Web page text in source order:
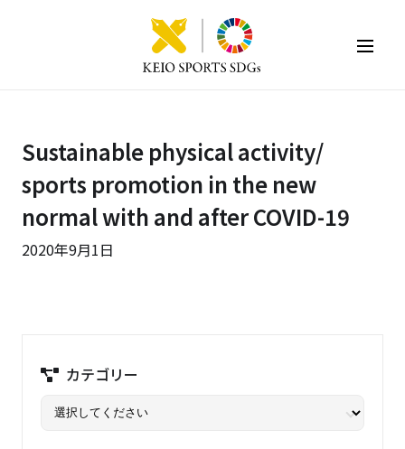
Sustainable physical activity/
sports promotion in the new
normal with and after COVID-19
2020年9月1日
カテゴリー